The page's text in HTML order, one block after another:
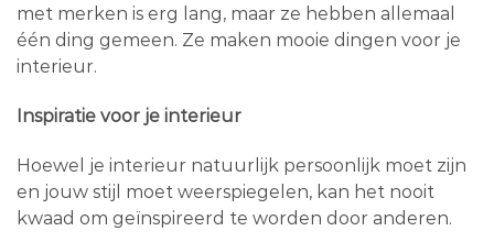
met merken is erg lang, maar ze hebben allemaal
één ding gemeen. Ze maken mooie dingen voor je
interieur.
Inspiratie voor je interieur
Hoewel je interieur natuurlijk persoonlijk moet zijn
en jouw stijl moet weerspiegelen, kan het nooit
kwaad om geïnspireerd te worden door anderen.